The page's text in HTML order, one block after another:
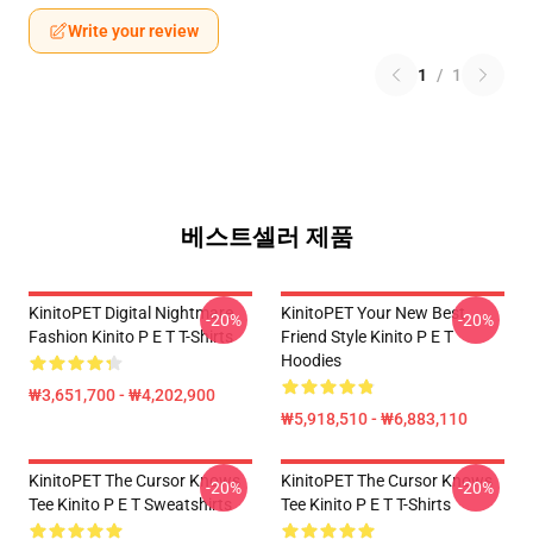
Write your review
1 / 1
베스트셀러 제품
KinitoPET Digital Nightmare
Fashion Kinito P E T T-Shirts
₩3,651,700 - ₩4,202,900
-20%
KinitoPET Your New Best
Friend Style Kinito P E T
Hoodies
₩5,918,510 - ₩6,883,110
-20%
KinitoPET The Cursor Knows
Tee Kinito P E T Sweatshirts
-20%
KinitoPET The Cursor Knows
Tee Kinito P E T T-Shirts
-20%